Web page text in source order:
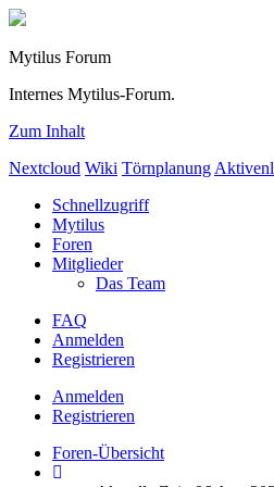
Mytilus Forum
Internes Mytilus-Forum.
Zum Inhalt
Nextcloud Wiki Törnplanung
Schnellzugriff
Mytilus
Foren
Mitglieder
Das Team
FAQ
Anmelden
Registrieren
Anmelden
Registrieren
Foren-Übersicht